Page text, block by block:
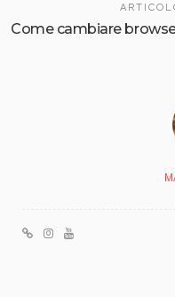
Come cambiare